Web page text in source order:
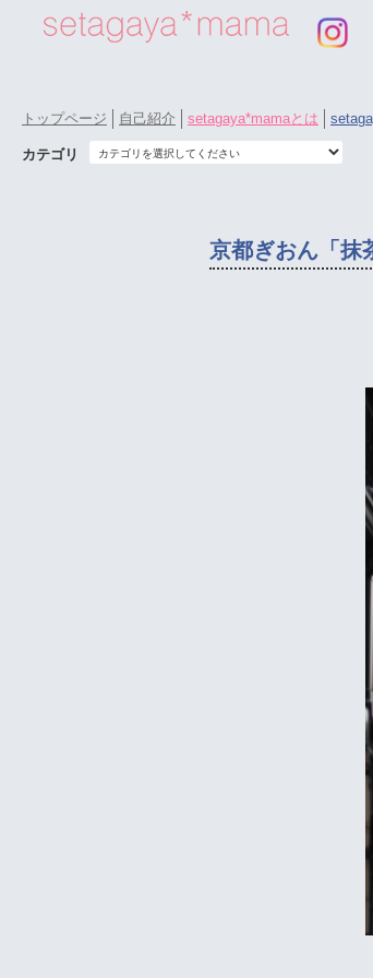
トップページ 自己紹介 setagaya*mamaとは
カテゴリ
京都ぎおん「